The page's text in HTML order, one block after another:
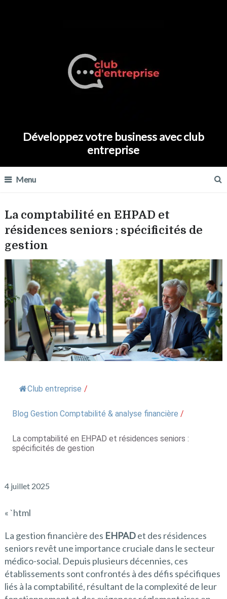
Développez votre business avec club
entreprise
Menu
La comptabilité en EHPAD et
résidences seniors : spécificités de
gestion
Club entreprise /
Blog Gestion Comptabilité & analyse financière /
La comptabilité en EHPAD et résidences seniors :
spécificités de gestion
4 juillet 2025
« `html
La gestion financière des EHPADet des résidences
seniors revêt une importance cruciale dans le secteur
médico-social. Depuis plusieurs décennies, ces
établissements sont confrontés à des défis spécifiques
liés à la comptabilité, résultant de la complexité de leur